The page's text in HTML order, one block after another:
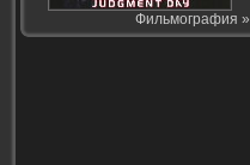
Фильмография »